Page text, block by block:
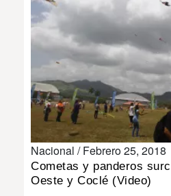
MULTIMEDIA
IMPRESO
Nacional /Febrero 25, 2018
Cometas y panderos
Oeste y Coclé (Video)